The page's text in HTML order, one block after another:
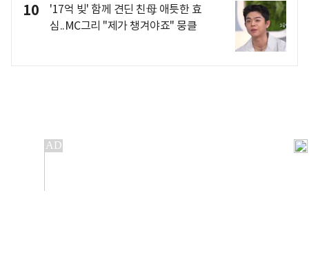
10
'17억 빚' 함께 견딘 친母 애틋한 효
심..MC그리 "제가 챙겨야죠" 뭉클